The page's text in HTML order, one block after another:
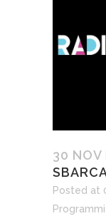
30 NOV
Posted at
Programmi